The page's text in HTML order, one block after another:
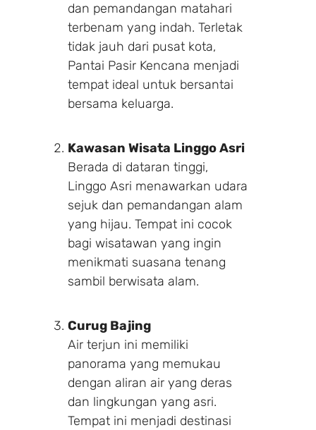
dan pemandangan matahari
terbenam yang indah. Terletak
tidak jauh dari pusat kota,
Pantai Pasir Kencana menjadi
tempat ideal untuk bersantai
bersama keluarga.
Kawasan Wisata Linggo Asri
Berada di dataran tinggi,
Linggo Asri menawarkan udara
sejuk dan pemandangan alam
yang hijau. Tempat ini cocok
bagi wisatawan yang ingin
menikmati suasana tenang
sambil berwisata alam.
Curug Bajing
Air terjun ini memiliki
panorama yang memukau
dengan aliran air yang deras
dan lingkungan yang asri.
Tempat ini menjadi destinasi